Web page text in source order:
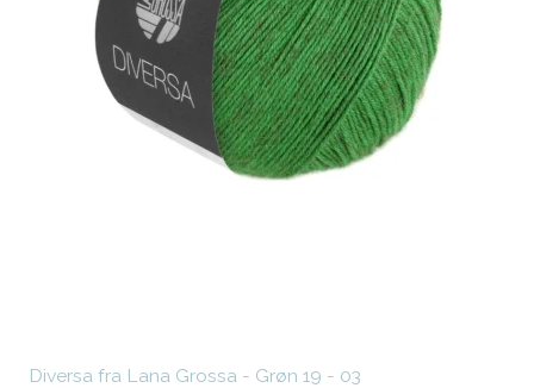
Diversa fra Lana Grossa - Grøn 19 - 03